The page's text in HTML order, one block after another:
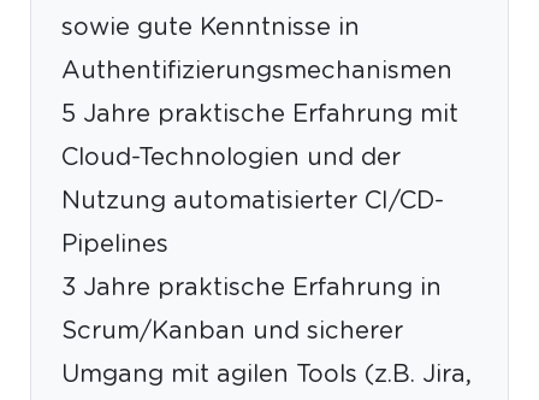
sowie gute Kenntnisse in
Authentifizierungsmechanismen
5 Jahre praktische Erfahrung mit
Cloud-Technologien und der
Nutzung automatisierter CI/CD-
Pipelines
3 Jahre praktische Erfahrung in
Scrum/Kanban und sicherer
Umgang mit agilen Tools (z.B. Jira,